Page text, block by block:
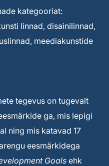
kategooriat:
linnad, disainilinnad,
meediakunstide
tegevus on tugevalt
ga, mis lepigi
ning mis katavad 17
eesmärkidega
Goalsehk